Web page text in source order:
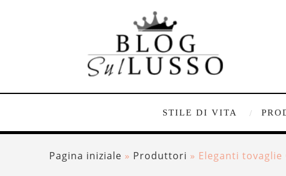
STILE DI VITA
Pagina iniziale » Produttori » Eleganti